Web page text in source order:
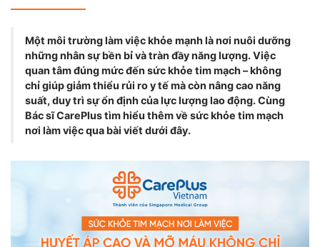
Một môi trường làm việc khỏe mạnh là nơi nuôi dưỡng
những nhân sự bền bỉ và tràn đầy năng lượng. Việc
quan tâm đúng mức đến sức khỏe tim mạch – không
chỉ giúp giảm thiểu rủi ro y tế mà còn nâng cao năng
suất, duy trì sự ổn định của lực lượng lao động. Cùng
Bác sĩ CarePlus tìm hiểu thêm về sức khỏe tim mạch
nơi làm việc qua bài viết dưới đây.